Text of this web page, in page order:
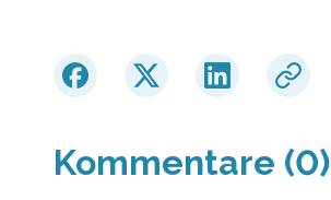
Kommentare (0)